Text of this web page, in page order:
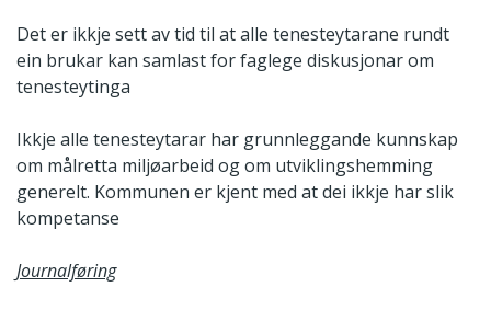
Det er ikkje sett av tid til at alle tenesteytarane rundt
ein brukar kan samlast for faglege diskusjonar om
tenesteytinga
Ikkje alle tenesteytarar har grunnleggande kunnskap
om målretta miljøarbeid og om utviklingshemming
generelt. Kommunen er kjent med at dei ikkje har slik
kompetanse
Journalføring